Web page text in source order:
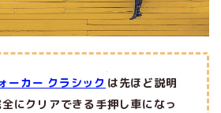
ーカー クラシック は先ほど説明
にクリアできる手押し車になっ